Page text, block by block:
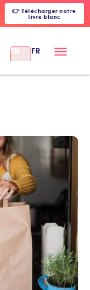
👉 Télécharger notre
livre blanc
EN FR